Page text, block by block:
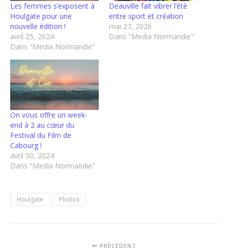
Les femmes s’exposent à
Houlgate pour une
nouvelle édition !
avril 25, 2024
Dans "Media Normandie"
Deauville fait vibrer l’été
entre sport et création
mai 27, 2026
Dans "Media Normandie"
On vous offre un week-
end à 2 au cœur du
Festival du Film de
Cabourg !
avril 30, 2024
Dans "Media Normandie"
Houlgate Photos
PRÉCÉDENT